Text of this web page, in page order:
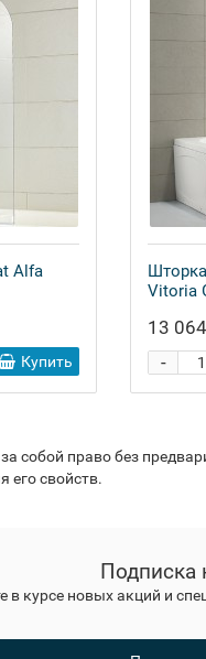
Alfa
Купить
Vitoria
13
-
собой право без
его свойств.
Подписка
в курсе новых акций и